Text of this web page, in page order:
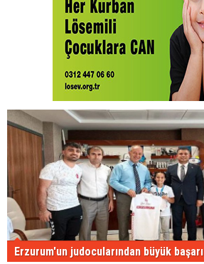
Erzurum'un judocularından büyük başarı